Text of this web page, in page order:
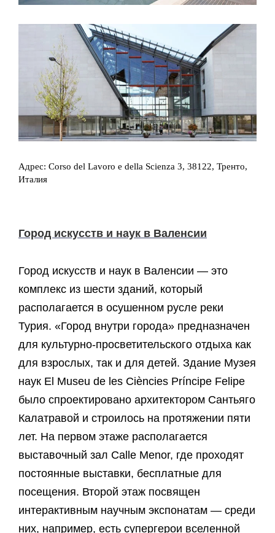
Адрес: Corso del Lavoro e della Scienza 3, 38122, Тренто,
Италия
Город искусств и наук в Валенсии
Город искусств и наук в Валенсии — это
комплекс из шести зданий, который
располагается в осушенном русле реки
Турия. «Город внутри города» предназначен
для культурно-просветительского отдыха как
для взрослых, так и для детей. Здание Музея
наук El Museu de les Ciències Príncipe Felipe
было спроектировано архитектором Сантьяго
Калатравой и строилось на протяжении пяти
лет. На первом этаже располагается
выставочный зал Calle Menor, где проходят
постоянные выставки, бесплатные для
посещения. Второй этаж посвящен
интерактивным научным экспонатам — среди
них, например, есть супергерои вселенной